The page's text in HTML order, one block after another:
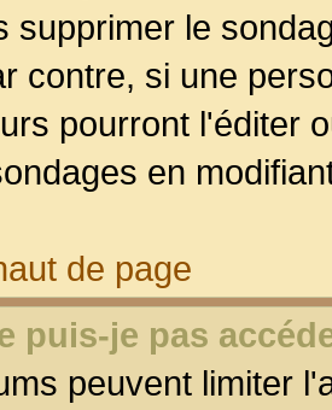
supprimer le
contre, si une
pourront l'éditer
en
de page
puis-je pas
peuvent limiter